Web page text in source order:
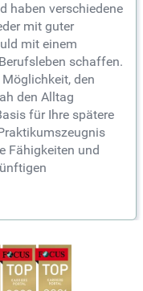
haben verschiedene
mit guter
mit einem
schaffen.
den
den Alltag
für Ihre spätere
Fähigkeiten und